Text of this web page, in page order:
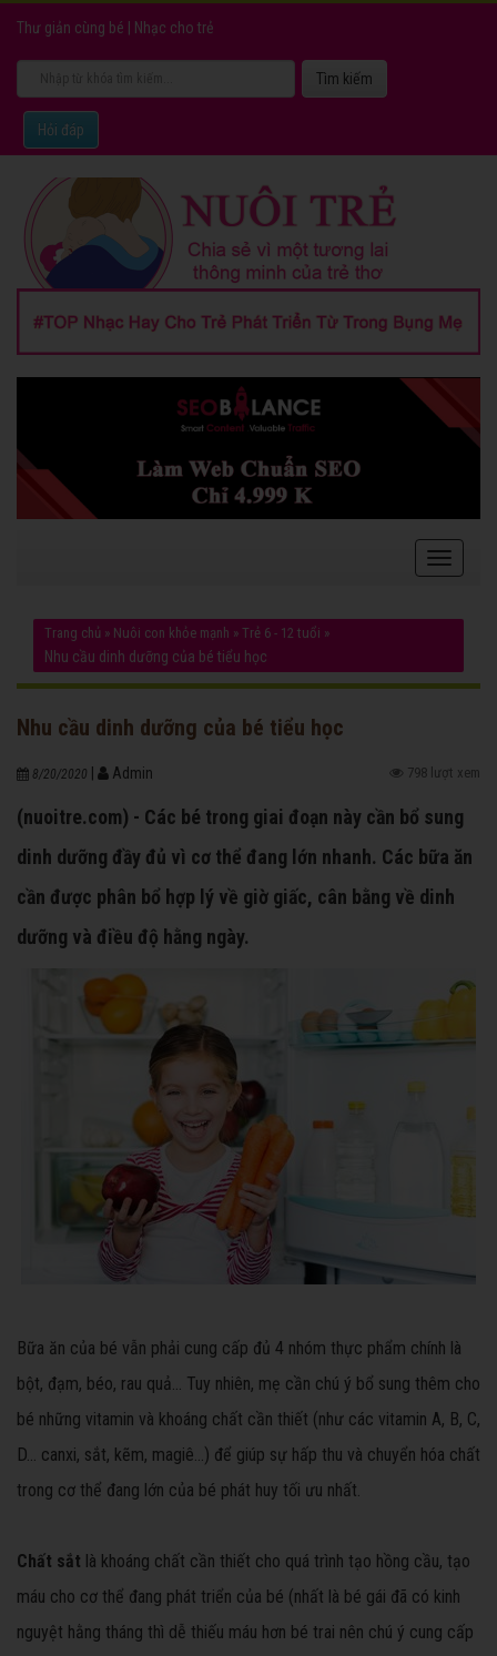
Thư giản cùng bé Nhạc cho trẻ
Hỏi đáp
Trang chủ » Nuôi con khỏe mạnh » Trẻ 6 - 12 tuổi »
Nhu cầu dinh dưỡng của bé tiểu học
Nhu cầu dinh dưỡng của bé tiểu học
8/20/2020 Admin 798 lượt xem
(nuoitre.com) - Các bé trong giai đoạn này cần bổ sung
dinh dưỡng đầy đủ vì cơ thể đang lớn nhanh. Các bữa ăn
cần được phân bổ hợp lý về giờ giấc, cân bằng về dinh
dưỡng và điều độ hằng ngày.
Bữa ăn của bé vẫn phải cung cấp đủ 4 nhóm thực phẩm chính là
bột, đạm, béo, rau quả… Tuy nhiên, mẹ cần chú ý bổ sung thêm cho
bé những vitamin và khoáng chất cần thiết (như các vitamin A, B, C,
D… canxi, sắt, kẽm, magiê…) để giúp sự hấp thu và chuyển hóa chất
trong cơ thể đang lớn của bé phát huy tối ưu nhất.
Chất sắt là khoáng chất cần thiết cho quá trình tạo hồng cầu, tạo
máu cho cơ thể đang phát triển của bé (nhất là bé gái đã có kinh
nguyệt hằng tháng thì dễ thiếu máu hơn bé trai nên chú ý cung cấp